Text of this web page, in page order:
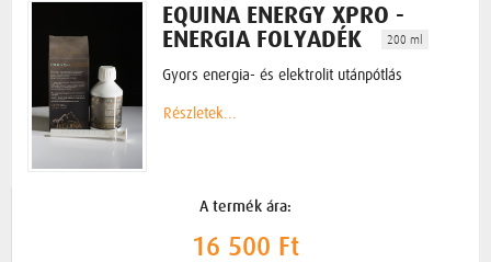
EQUINA ENERGY XPRO -
ENERGIA FOLYADÉK
200 ml
Gyors energia- és elektrolit utánpótlás
Részletek...
A termék ára:
16 500 Ft